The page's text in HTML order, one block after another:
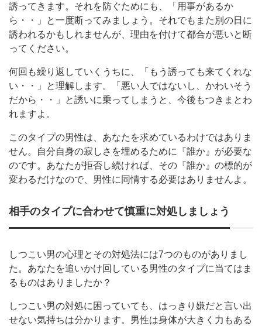
誘ってきます。それを防ぐためにも、「用事があるか
ら・・」と一度断ってみましょう。それでもまた別の日に
誘われるかもしれませんが、理由を付けて都合が悪いと断
ってください。
何回も繰り返していくうちに、「もう誘っても来てくれな
い・・」と理解します。「悪い人ではないし、かわいそう
だから・・」と誘いに乗ってしまうと、今後もつきまとわ
れますよ。
このタイプの男性は、あなたを求めているわけではありま
せん。自分自身の寂しさを埋めるために『誰か』が必要な
のです。あなたが拒否し続ければ、その『誰か』の標的が
変わるだけなので、男性に同情する必要はありませんよ。
相手のタイプに合わせて慎重に対処しましょう
しつこい男の心理とその対処法には7つのものがありまし
た。あなたを追いかけ回している男性のタイプに当てはま
るものはありましたか？
しつこい男の対処に困っていても、はっきり嫌だと言い出
せない気持ちは分かります。男性は身体が大きく力もある